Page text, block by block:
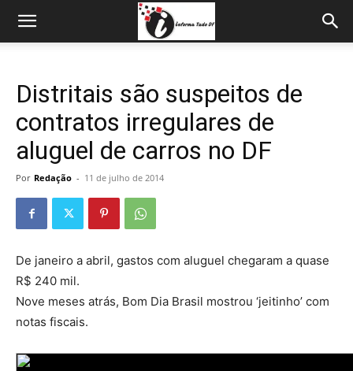
Distritais são suspeitos de
contratos irregulares de
aluguel de carros no DF
Por Redação - 11 de julho de 2014
De janeiro a abril, gastos com aluguel chegaram a quase
R$ 240 mil.
Nove meses atrás, Bom Dia Brasil mostrou ‘jeitinho’ com
notas fiscais.